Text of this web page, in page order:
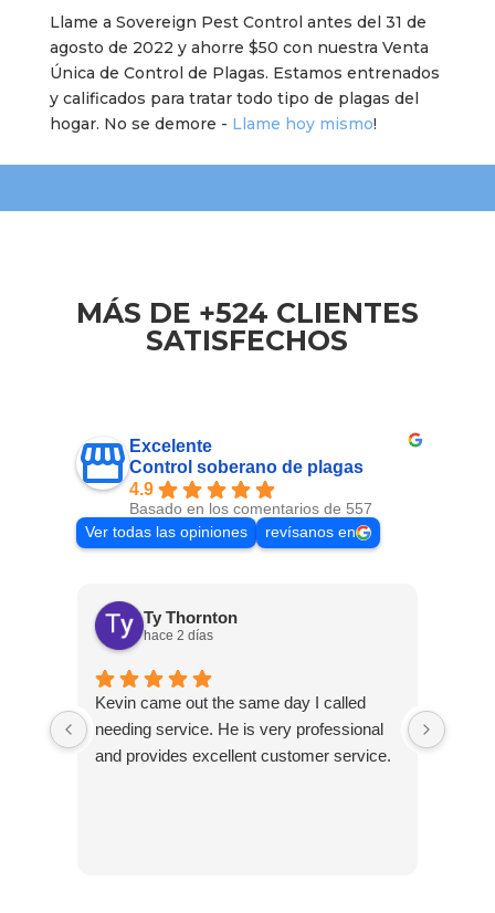
Llame a Sovereign Pest Control antes del 31 de
agosto de 2022 y ahorre $50 con nuestra Venta
Única de Control de Plagas. Estamos entrenados
y calificados para tratar todo tipo de plagas del
hogar. No se demore - Llame hoy mismo!
MÁS DE +524 CLIENTES
SATISFECHOS
Excelente
Control soberano de plagas
4.9
Basado en los comentarios de 557
Ver todas las opiniones
revísanos en
Ty Thornton
hace 2 días
Kevin came out the same day I called
needing service. He is very professional
and provides excellent customer service.